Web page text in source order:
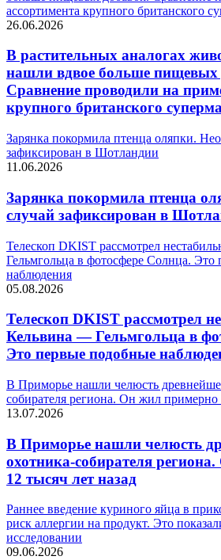
ассортимента крупного британского
26.06.2026
В растительных аналогах
нашли вдвое больше пищевых
Сравнение проводили на
крупного британского
Зарянка покормила птенца оляпки.
зафиксирован в Шотландии
11.06.2026
Зарянка покормила птенца
случай зафиксирован в
Телескоп DKIST рассмотрел
Гельмгольца в фотосфере Солнца.
наблюдения
05.08.2026
Телескоп DKIST рассмотрел
Кельвина — Гельмгольца в
Это первые подобные
В Приморье нашли челюсть
собирателя региона. Он жил примерно
13.07.2026
В Приморье нашли челюсть
охотника-собирателя
12 тысяч лет назад
Раннее введение куриного яйца в
риск аллергии на продукт. Это
исследовании
09.06.2026